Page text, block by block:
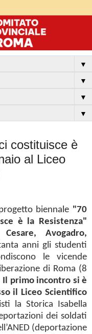
▼
▼
▼
▼
costituisce è
al Liceo
biennale "70
è la Resistenza"
Avogadro,
anni gli studenti
le vicende
di Roma (8
Il primo incontro si è
il Liceo Scientifico
la Storica Isabella
dei soldati
(deportazione